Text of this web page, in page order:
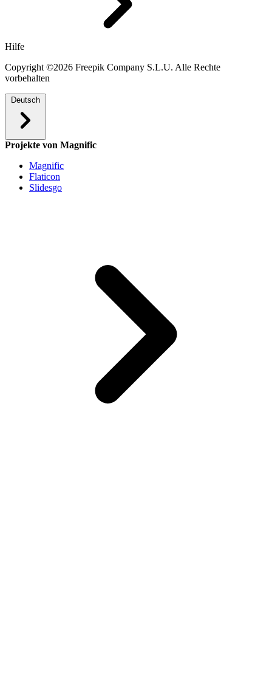
Hilfe
Copyright ©2026 Freepik Company S.L.U. Alle Rechte
vorbehalten
Deutsch
Projekte von Magnific
Magnific
Flaticon
Slidesgo